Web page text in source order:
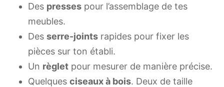
Des presses pour l’assemblage de tes
meubles.
Des serre-joints rapides pour fixer les
pièces sur ton établi.
Un règlet pour mesurer de manière précise.
Quelques ciseaux à bois. Deux de taille